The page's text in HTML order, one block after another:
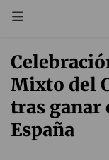
Mixto del
tras ganar
España